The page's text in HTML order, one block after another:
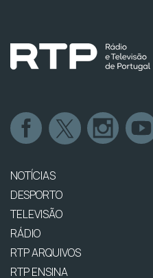
NOTÍCIAS
DESPORTO
TELEVISÃO
RÁDIO
RTP ARQUIVOS
RTP ENSINA